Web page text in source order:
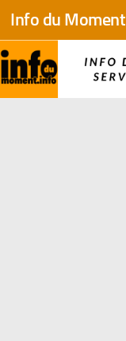
Skip to content
Info du Moment